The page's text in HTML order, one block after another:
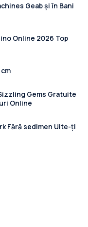
Geab și în Bani
Online 2026 Top
Gems Gratuite
Online
Fără sedimen Uite-ți